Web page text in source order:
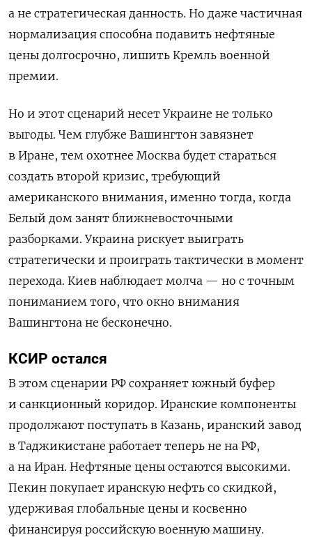
а не стратегическая данность. Но даже частичная
нормализация способна подавить нефтяные
цены долгосрочно, лишить Кремль военной
премии.
Но и этот сценарий несет Украине не только
выгоды. Чем глубже Вашингтон завязнет
в Иране, тем охотнее Москва будет стараться
создать второй кризис, требующий
американского внимания, именно тогда, когда
Белый дом занят ближневосточными
разборками. Украина рискует выиграть
стратегически и проиграть тактически в момент
перехода. Киев наблюдает молча — но с точным
пониманием того, что окно внимания
Вашингтона не бесконечно.
КСИР остался
В этом сценарии РФ сохраняет южный буфер
и санкционный коридор. Иранские компоненты
продолжают поступать в Казань, иранский завод
в Таджикистане работает теперь не на РФ,
а на Иран. Нефтяные цены остаются высокими.
Пекин покупает иранскую нефть со скидкой,
удерживая глобальные цены и косвенно
финансируя российскую военную машину.